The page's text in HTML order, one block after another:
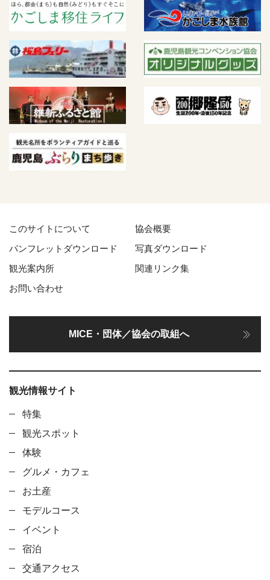
このサイトについて
協会概要
パンフレットダウンロード
写真ダウンロード
観光案内所
関連リンク集
お問い合わせ
MICE・団体／協会の取組へ
観光情報サイト
特集
観光スポット
体験
グルメ・カフェ
お土産
モデルコース
イベント
宿泊
交通アクセス